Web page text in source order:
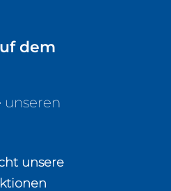
dem
unseren
unsere